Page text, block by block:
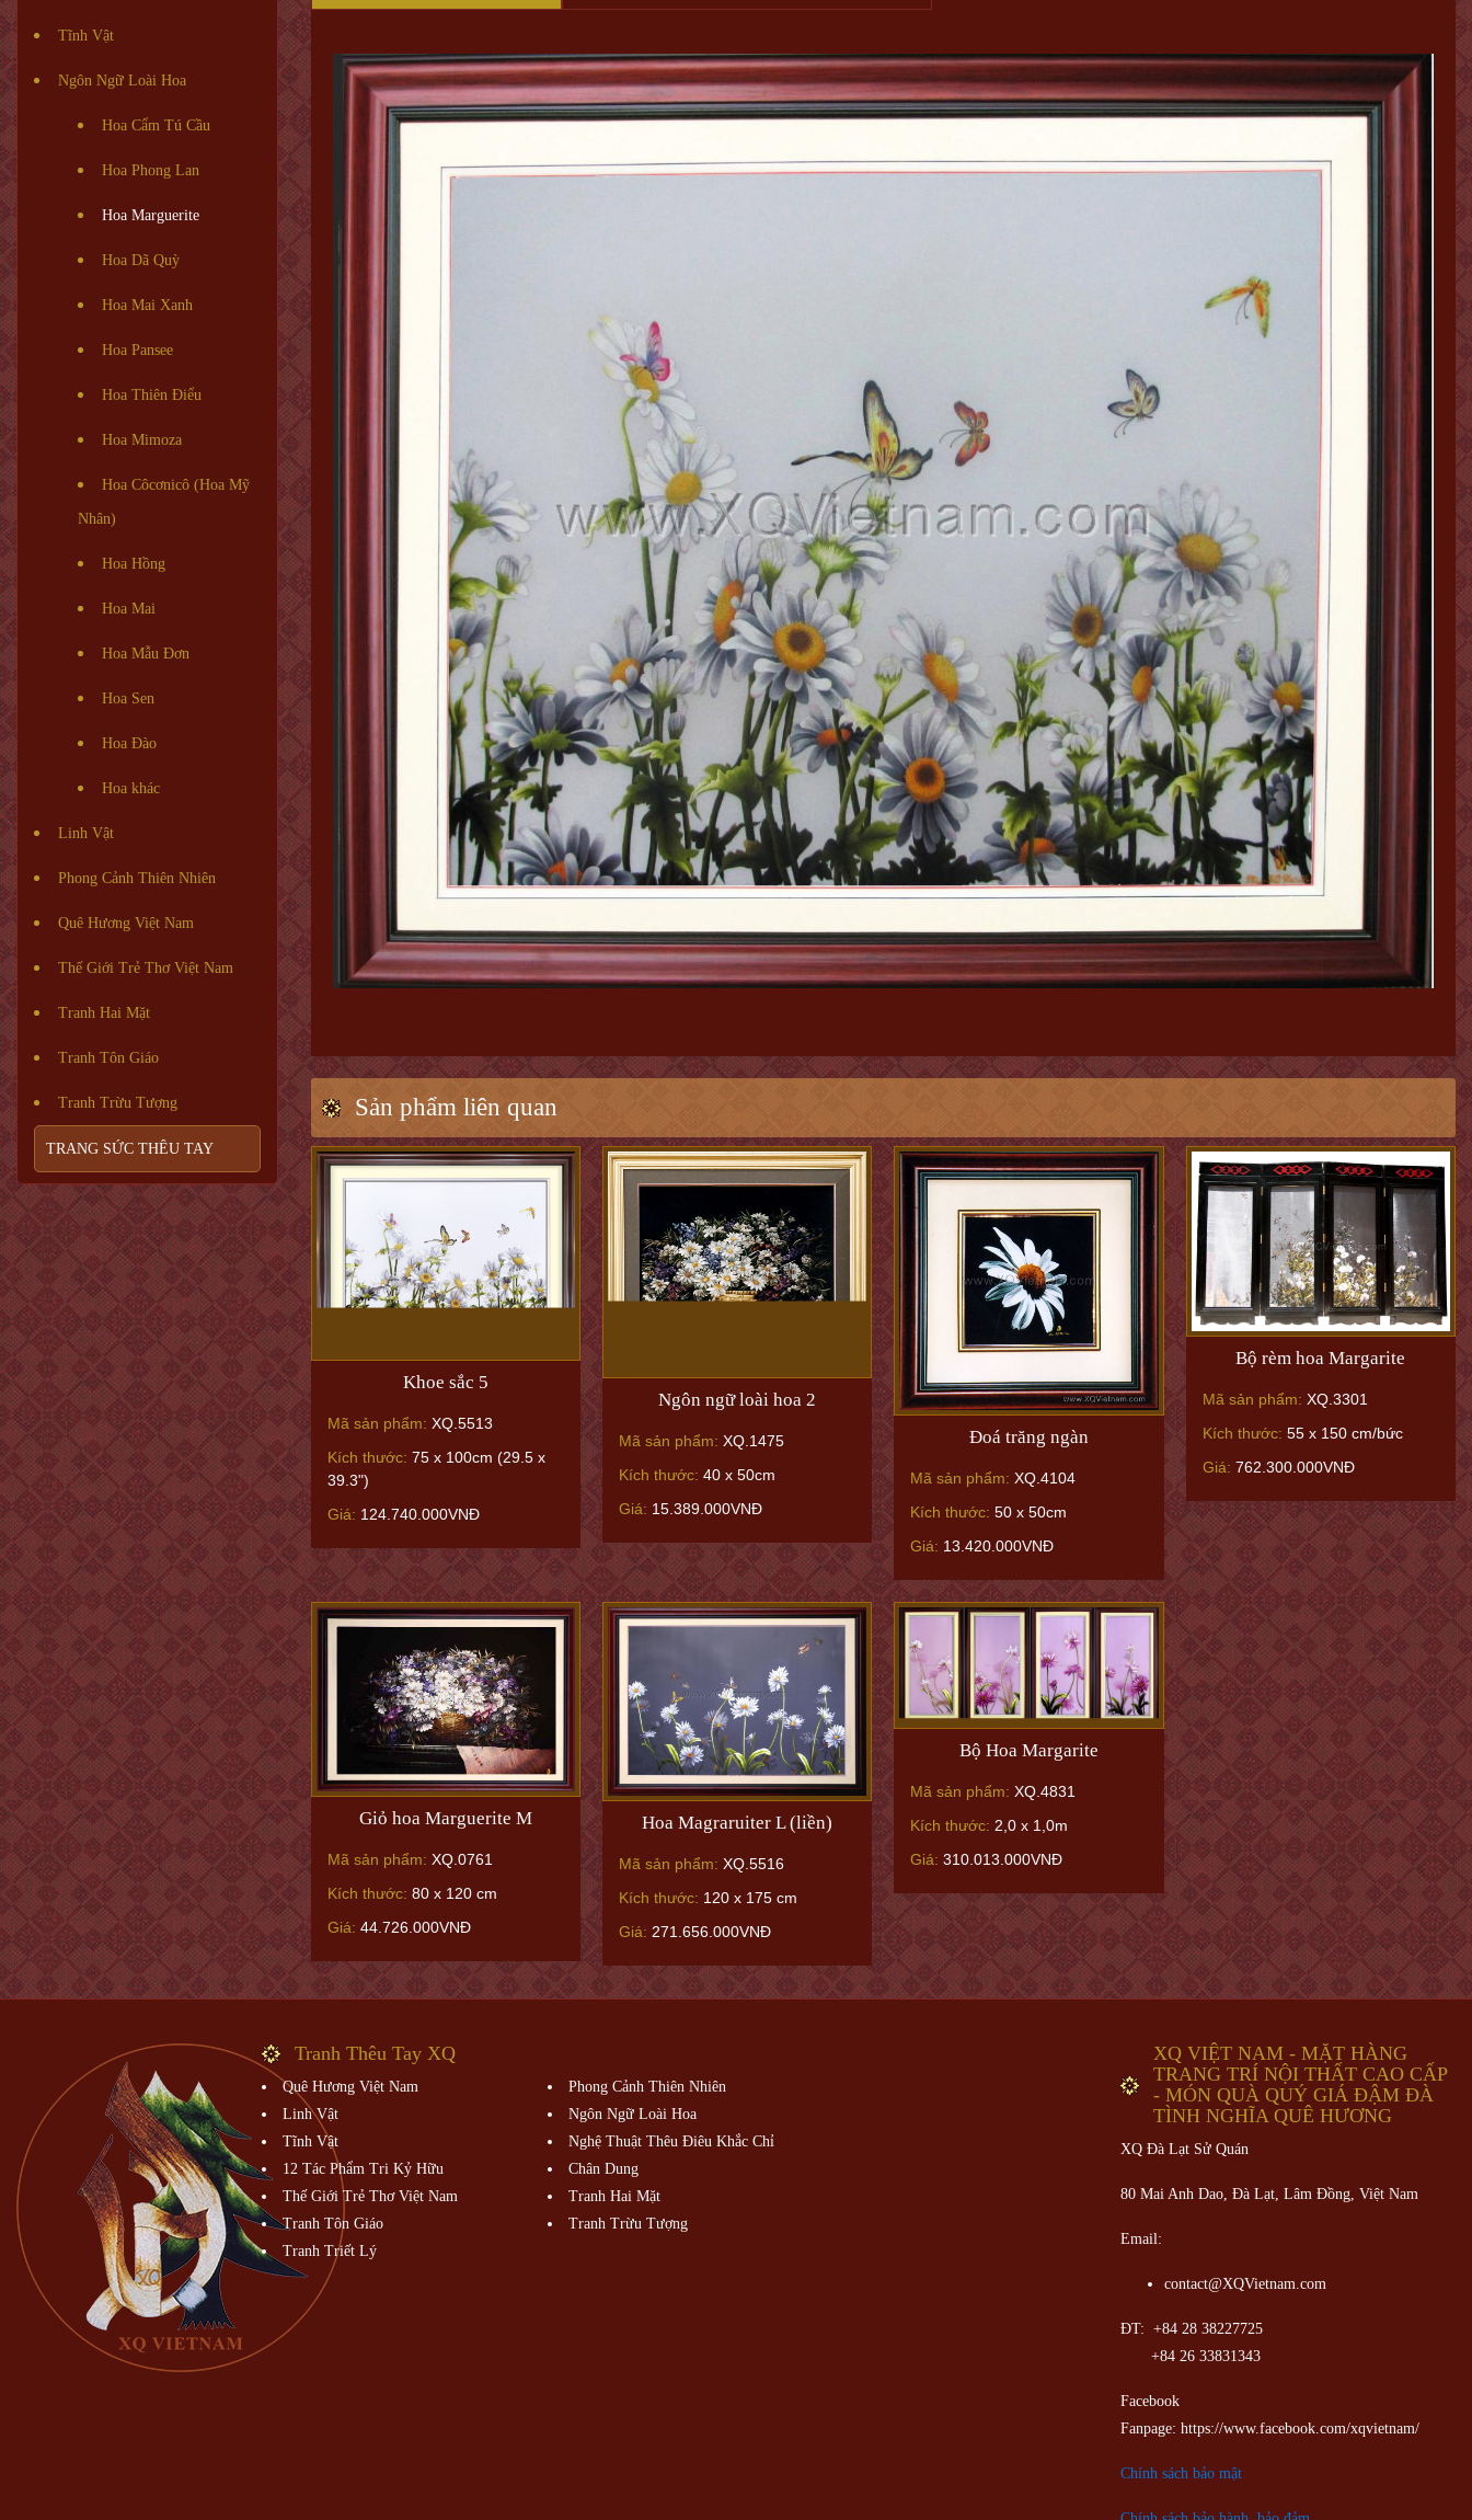
Tĩnh Vật
Ngôn Ngữ Loài Hoa
Hoa Cẩm Tú Cầu
Hoa Phong Lan
Hoa Marguerite
Hoa Dã Quỳ
Hoa Mai Xanh
Hoa Pansee
Hoa Thiên Điểu
Hoa Mimoza
Hoa Côcơnicô (Hoa Mỹ
Nhân)
Hoa Hồng
Hoa Mai
Hoa Mẫu Đơn
Hoa Sen
Hoa Đào
Hoa khác
Linh Vật
Phong Cảnh Thiên Nhiên
Quê Hương Việt Nam
Thế Giới Trẻ Thơ Việt Nam
Tranh Hai Mặt
Tranh Tôn Giáo
Tranh Trừu Tượng
TRANG SỨC THÊU TAY
Sản phẩm liên quan
Khoe sắc 5
Mã sản phẩm: XQ.5513
Kích thước: 75 x 100cm (29.5 x
39.3")
Giá: 124.740.000VNĐ
Ngôn ngữ loài hoa 2
Mã sản phẩm: XQ.1475
Kích thước: 40 x 50cm
Giá: 15.389.000VNĐ
Đoá trăng ngàn
Mã sản phẩm: XQ.4104
Kích thước: 50 x 50cm
Giá: 13.420.000VNĐ
Bộ rèm hoa Margarite
Mã sản phẩm: XQ.3301
Kích thước: 55 x 150 cm/bức
Giá: 762.300.000VNĐ
Giỏ hoa Marguerite M
Mã sản phẩm: XQ.0761
Kích thước: 80 x 120 cm
Giá: 44.726.000VNĐ
Hoa Magraruiter L (liền)
Mã sản phẩm: XQ.5516
Kích thước: 120 x 175 cm
Giá: 271.656.000VNĐ
Bộ Hoa Margarite
Mã sản phẩm: XQ.4831
Kích thước: 2,0 x 1,0m
Giá: 310.013.000VNĐ
Tranh Thêu Tay XQ
Quê Hương Việt Nam
Phong Cảnh Thiên Nhiên
Linh Vật
Ngôn Ngữ Loài Hoa
Tĩnh Vật
Nghệ Thuật Thêu Điêu Khắc Chỉ
12 Tác Phẩm Tri Kỷ Hữu
Chân Dung
Thế Giới Trẻ Thơ Việt Nam
Tranh Hai Mặt
Tranh Tôn Giáo
Tranh Trừu Tượng
Tranh Triết Lý
XQ VIỆT NAM - MẶT HÀNG
TRANG TRÍ NỘI THẤT CAO CẤP
- MÓN QUÀ QUÝ GIÁ ĐẬM ĐÀ
TÌNH NGHĨA QUÊ HƯƠNG
XQ Đà Lạt Sử Quán
80 Mai Anh Dao, Đà Lạt, Lâm Đồng, Việt Nam
Email:
contact@XQVietnam.com
ĐT: +84 28 38227725
+84 26 33831343
Facebook
Fanpage: https://www.facebook.com/xqvietnam/
Chính sách bảo mật